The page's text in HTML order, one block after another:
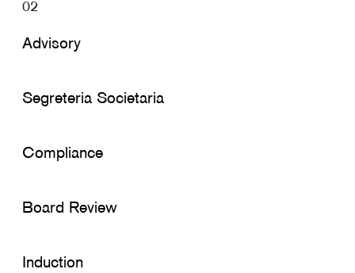
02
Advisory
Segreteria Societaria
Compliance
Board Review
Induction